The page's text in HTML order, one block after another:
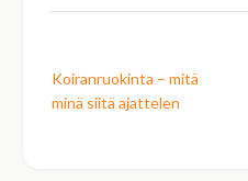
navigation
Koiranruokinta – mitä
minä siitä ajattelen